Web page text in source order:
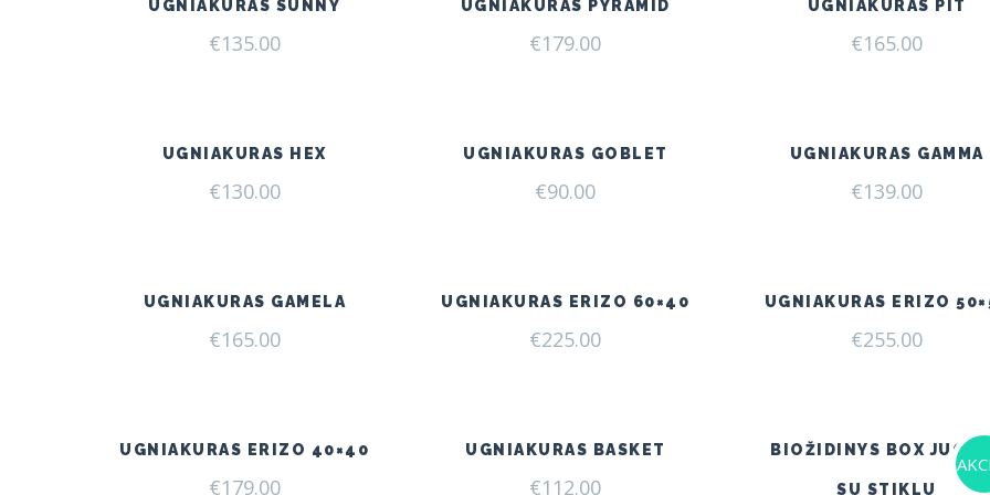
UGNIAKURAS SUNNY
€135.00
UGNIAKURAS PYRAMID
€179.00
UGNIAKURAS PIT
€165.00
UGNIAKURAS HEX
€130.00
UGNIAKURAS GOBLET
€90.00
UGNIAKURAS GAMMA
€139.00
UGNIAKURAS GAMELA
€165.00
UGNIAKURAS ERIZO 60×40
€225.00
UGNIAKURAS ERIZO
€255.00
UGNIAKURAS ERIZO 40×40
€179.00
UGNIAKURAS BASKET
€112.00
BIOŽIDINYS BOX
SU STIKLU